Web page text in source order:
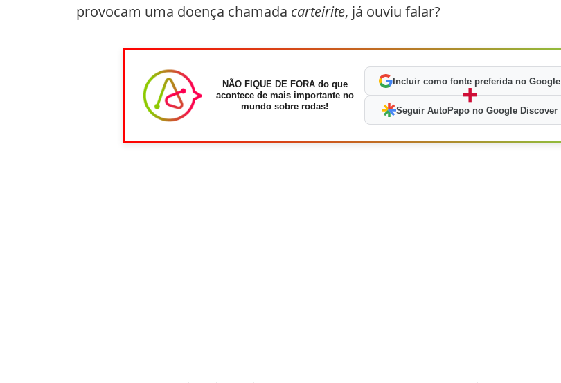
provocam uma doença chamada carteirite, já ouviu falar?
NÃO FIQUE DE FORA do que
acontece de mais importante no
mundo sobre rodas!
Incluir como fonte preferida no Google
+
Seguir AutoPapo no Google Discover